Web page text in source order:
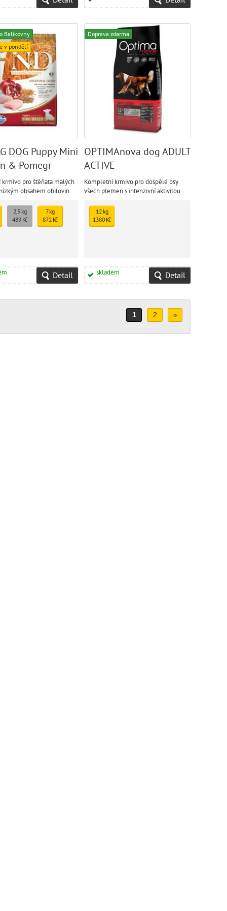
Balíkovny
v pondělí
DOG Puppy Mini
& Pomegr
pro štěňata malých
obsahem obilovin.
dostatek vitamínů a živin
pro správný růst a vývoj.
2,5 kg
489 Kč
7 kg
872 Kč
Detail
Doprava zdarma
OPTIMAnova dog ADULT
ACTIVE
Kompletní krmivo pro dospělé psy
všech plemen s intenzivní aktivitou
12 kg
1380 Kč
skladem Detail
1 2 »